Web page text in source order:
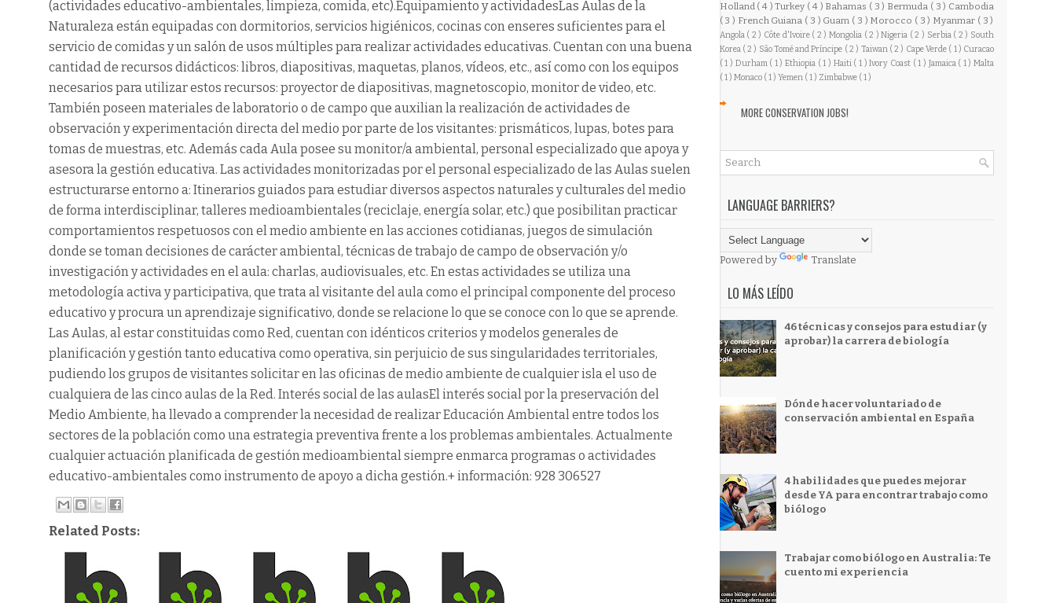
(actividades educativo-ambientales, limpieza, comida, etc).Equipamiento y actividadesLas Aulas de la
Naturaleza están equipadas con dormitorios, servicios higiénicos, cocinas con enseres suficientes para el
servicio de comidas y un salón de usos múltiples para realizar actividades educativas. Cuentan con una buena
cantidad de recursos didácticos: libros, diapositivas, maquetas, planos, vídeos, etc., así como con los equipos
necesarios para utilizar estos recursos: proyector de diapositivas, magnetoscopio, monitor de video, etc.
También poseen materiales de laboratorio o de campo que auxilian la realización de actividades de
observación y experimentación directa del medio por parte de los visitantes: prismáticos, lupas, botes para
tomas de muestras, etc. Además cada Aula posee su monitor/a ambiental, personal especializado que apoya y
asesora la gestión educativa. Las actividades monitorizadas por el personal especializado de las Aulas suelen
estructurarse entorno a: Itinerarios guiados para estudiar diversos aspectos naturales y culturales del medio
de forma interdisciplinar, talleres medioambientales (reciclaje, energía solar, etc.) que posibilitan practicar
comportamientos respetuosos con el medio ambiente en las acciones cotidianas, juegos de simulación
donde se toman decisiones de carácter ambiental, técnicas de trabajo de campo de observación y/o
investigación y actividades en el aula: charlas, audiovisuales, etc. En estas actividades se utiliza una
metodología activa y participativa, que trata al visitante del aula como el principal componente del proceso
educativo y procura un aprendizaje significativo, donde se relacione lo que se conoce con lo que se aprende.
Las Aulas, al estar constituidas como Red, cuentan con idénticos criterios y modelos generales de
planificación y gestión tanto educativa como operativa, sin perjuicio de sus singularidades territoriales,
pudiendo los grupos de visitantes solicitar en las oficinas de medio ambiente de cualquier isla el uso de
cualquiera de las cinco aulas de la Red. Interés social de las aulasEl interés social por la preservación del
Medio Ambiente, ha llevado a comprender la necesidad de realizar Educación Ambiental entre todos los
sectores de la población como una estrategia preventiva frente a los problemas ambientales. Actualmente
cualquier actuación planificada de gestión medioambiental siempre enmarca programas o actividades
educativo-ambientales como instrumento de apoyo a dicha gestión.+ información: 928 306527
Related Posts:
Holland ( 4 )Turkey ( 4 ) Bahamas ( 3 ) Bermuda ( 3 ) Cambodia
( 3 ) French Guiana ( 3 ) Guam ( 3 ) Morocco ( 3 ) Myanmar ( 3 )
Angola ( 2 ) Côte d'Ivoire ( 2 ) Mongolia ( 2 )Nigeria ( 2 ) Serbia ( 2 ) South
Korea ( 2 ) São Tomé and Príncipe ( 2 ) Taiwan ( 2 ) Cape Verde ( 1 ) Curacao
( 1 ) Durham ( 1 )Ethiopia ( 1 ) Haiti ( 1 )Ivory Coast ( 1 ) Jamaica ( 1 )Malta
( 1 ) Monaco ( 1 ) Yemen ( 1 ) Zimbabwe ( 1 )
MORE CONSERVATION JOBS!
LANGUAGE BARRIERS?
Powered by Translate
LO MÁS LEÍDO
46 técnicas y consejos para estudiar (y
aprobar) la carrera de biología
Dónde hacer voluntariado de
conservación ambiental en España
4 habilidades que puedes mejorar
desde YA para encontrar trabajo como
biólogo
Trabajar como biólogo en Australia: Te
cuento mi experiencia